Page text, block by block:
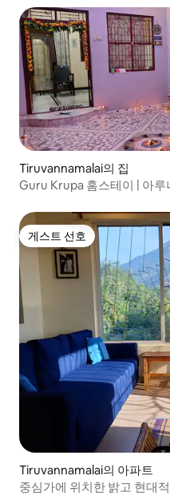
Tiruvannamalai의 집
Guru Krupa 홈스테이 | 아루
게스트 선호
게스트 선호
Tiruvannamalai의 아파트
중심가에 위치한 밝고 현대